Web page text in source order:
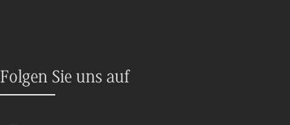
Folgen Sie uns auf